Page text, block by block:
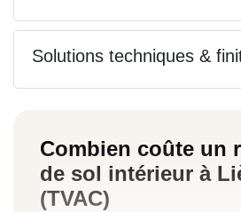
Solutions techniques &
Combien coûte un
de sol intérieur à
(TVAC)